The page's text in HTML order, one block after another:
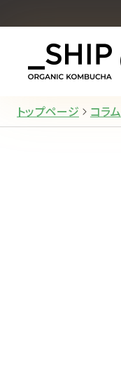
トップページ コラム